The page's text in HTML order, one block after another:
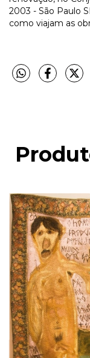
2003 - São Paulo
como viajam as